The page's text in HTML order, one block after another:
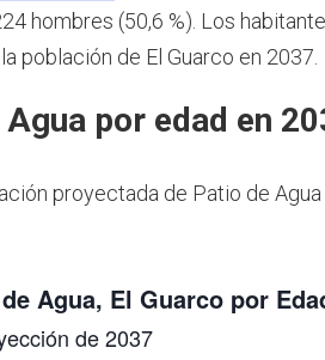
hombres (50,6 %). Los
población de El Guarco en 2037.
por edad en
proyectada de Patio de